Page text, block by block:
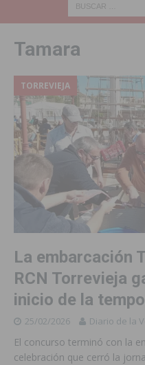
Tamara
TORREVIEJA
La embarcación
RCN Torrevieja
inicio de la
25/02/2026 Diario de la
El concurso terminó con la
celebración que cerró la